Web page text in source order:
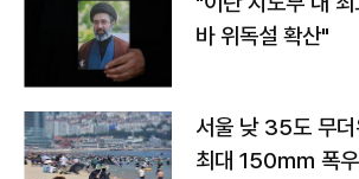
바 위독설 확산"
서울 낮 35도 무
최대 150㎜ 폭우